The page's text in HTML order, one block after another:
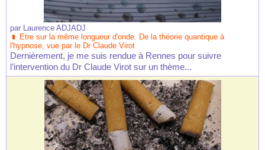
par Laurence ADJADJ
Etre sur la même longueur d'onde. De la théorie quantique à
l'hypnose, vue par le Dr Claude Virot
Dernièrement, je me suis rendue à Rennes pour suivre
l’intervention du Dr Claude Virot sur un thème...